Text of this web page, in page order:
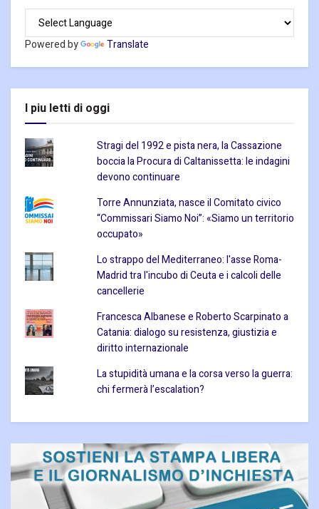
Powered by Translate
I piu letti di oggi
Stragi del 1992 e pista nera, la Cassazione
boccia la Procura di Caltanissetta: le indagini
devono continuare
Torre Annunziata, nasce il Comitato civico
“Commissari Siamo Noi”: «Siamo un territorio
occupato»
Lo strappo del Mediterraneo: l'asse Roma-
Madrid tra l'incubo di Ceuta e i calcoli delle
cancellerie
Francesca Albanese e Roberto Scarpinato a
Catania: dialogo su resistenza, giustizia e
diritto internazionale
La stupidità umana e la corsa verso la guerra:
chi fermerà l’escalation?